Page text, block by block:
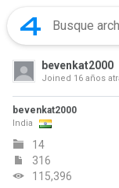
bevenkat2000
Joined 16 años
bevenkat2000
India
14
316
115,396